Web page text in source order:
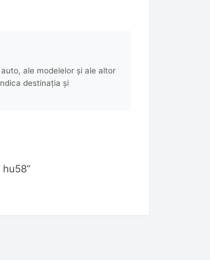
ale modelelor și ale altor
destinația și